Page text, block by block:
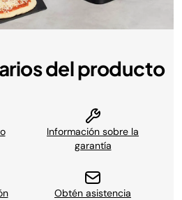
del producto
Información sobre la
garantía
Obtén asistencia